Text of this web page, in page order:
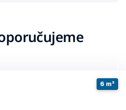
6 m³